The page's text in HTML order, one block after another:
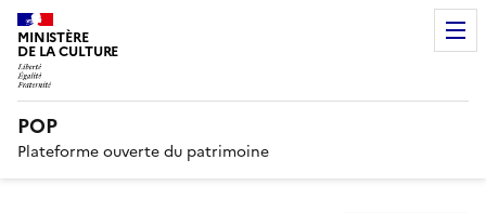
MINISTÈRE
DE LA CULTURE
POP
Plateforme ouverte du patrimoine